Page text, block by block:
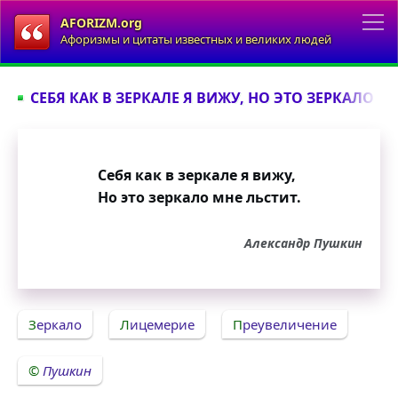
AFORIZM.org
Афоризмы и цитаты известных и великих людей
СЕБЯ КАК В ЗЕРКАЛЕ Я ВИЖУ, НО ЭТО ЗЕРКАЛО
Себя как в зеркале я вижу,
Но это зеркало мне льстит.
Александр Пушкин
Зеркало Лицемерие Преувеличение
Пушкин